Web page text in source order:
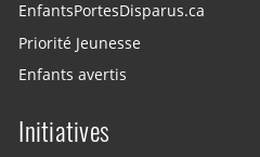
EnfantsPortesDisparus.ca
Priorité Jeunesse
Enfants avertis
Initiatives